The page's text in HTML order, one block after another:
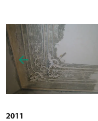
2011